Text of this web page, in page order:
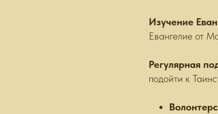
Изучение
Евангелие от
Регулярная
подойти к